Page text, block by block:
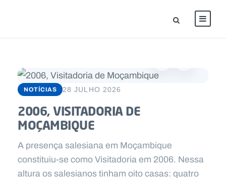
NOTÍCIAS 28 JULHO 2026
2006, VISITADORIA DE
MOÇAMBIQUE
A presença salesiana em Moçambique
constituiu-se como Visitadoria em 2006. Nessa
altura os salesianos tinham oito casas: quatro